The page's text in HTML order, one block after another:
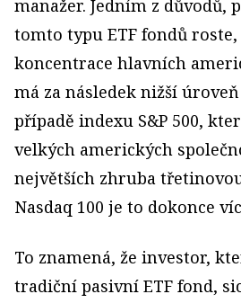
manažer. Jedním z důvodů,
tomto typu ETF fondů
koncentrace hlavních
má za následek nižší
případě indexu S&P 500,
velkých amerických
největších zhruba
Nasdaq 100 je to dokonce
To znamená, že investor,
tradiční pasivní ETF fond,